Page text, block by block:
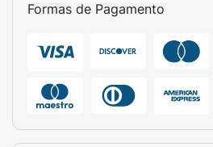
Formas de Pagamento